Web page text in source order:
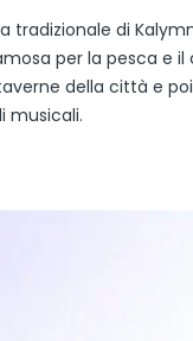
tradizionale di
per la pesca e
della città e
musicali.